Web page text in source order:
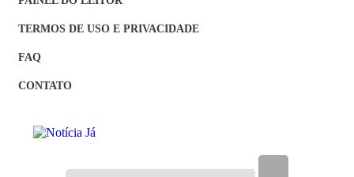
TERMOS DE USO E PRIVACIDADE
FAQ
CONTATO